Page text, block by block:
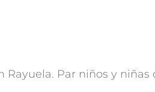
Par niños y niñas